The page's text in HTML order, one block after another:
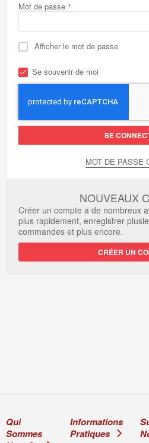
Mot de passe
Afficher le mot de passe
Se souvenir de moi
SE
MOT DE PASSE
NOUVEAUX
Créer un compte a de nombreux
plus rapidement, enregistrer
commandes et plus encore.
CRÉER UN
Qui
Sommes
Informations
Pratiques